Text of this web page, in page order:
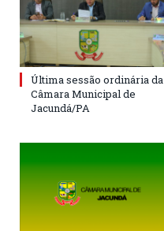
Última sessão ordinária da
Câmara Municipal de
Jacundá/PA